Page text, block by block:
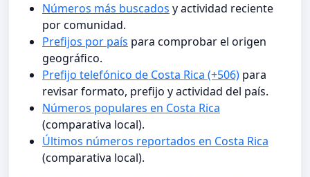
Números más buscados y actividad reciente
por comunidad.
Prefijos por país para comprobar el origen
geográfico.
Prefijo telefónico de Costa Rica (+506) para
revisar formato, prefijo y actividad del país.
Números populares en Costa Rica
(comparativa local).
Últimos números reportados en Costa Rica
(comparativa local).